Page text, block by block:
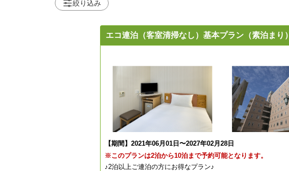
絞り込み
エコ連泊（客室清掃なし）基本プラン（素泊まり）
【期間】2021年06月01日〜2027年02月28日
※このプランは2泊から10泊まで予約可能となります。
♪2泊以上ご連泊の方にお得なプラン♪